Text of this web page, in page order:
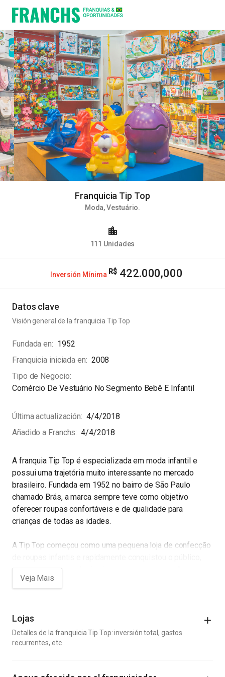
Franquicia Tip Top
Moda,Vestuário.
Inversión Mínima 422.000,000
111 Unidades
Datos clave
Visión general de la franquicia Tip Top
Fundada en
1952
Franquicia iniciada en
2008
Tipo de Negocio
Comércio De Vestuário No Segmento Bebê E Infantil
Última actualización 4/4/2018
Añadido a Franchs 4/4/2018
A franquia Tip Top é especializada em moda infantil e
possui uma trajetória muito interessante no mercado
brasileiro. Fundada em 1952 no bairro de São Paulo
chamado Brás, a marca sempre teve como objetivo
oferecer roupas confortáveis e de qualidade para
crianças de todas as idades.
A Tip Top começou como uma pequena loja de confecção
tornando-se uma referência em seu segmento. A
qualidade das peças foi um dos principais fatores que
Atualmente, a Tip Top é uma das principais franquias do
mercado de moda infantil no Brasil, com mais de 100
Lojas
Detalles de la franquicia Tip Top: inversión total, gastos
recurrentes, etc.